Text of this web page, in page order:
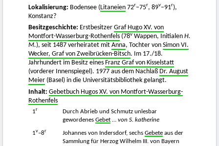
Lokalisierung: Bodensee (Litaneien 72r–75r, 89v–91r),
Konstanz?
Besitzgeschichte: Erstbesitzer Graf Hugo XV. von
Montfort-Wasserburg-Rothenfels (78v Wappen, Initialen H.
M.), seit 1487 verheiratet mit Anna, Tochter von Simon VI.
Wecker, Graf von Zweibrücken-Bitsch. Im 17./18.
Jahrhundert im Besitz eines Franz Graf von Kisselstatt
(vorderer Innenspiegel). 1977 aus dem Nachlaß Dr. August
Meier (Basel) in die Universitätsbibliothek gelangt.
Inhalt: Gebetbuch Hugos XV. von Montfort-Wasserburg-
Rothenfels
1r
Durch Abrieb und Schmutz unlesbar
gewordenes Gebet … von S. katherine
1v–8r Johannes von Indersdorf, sechs Gebete aus der
Sammlung für Herzog Wilhelm III. von Bayern